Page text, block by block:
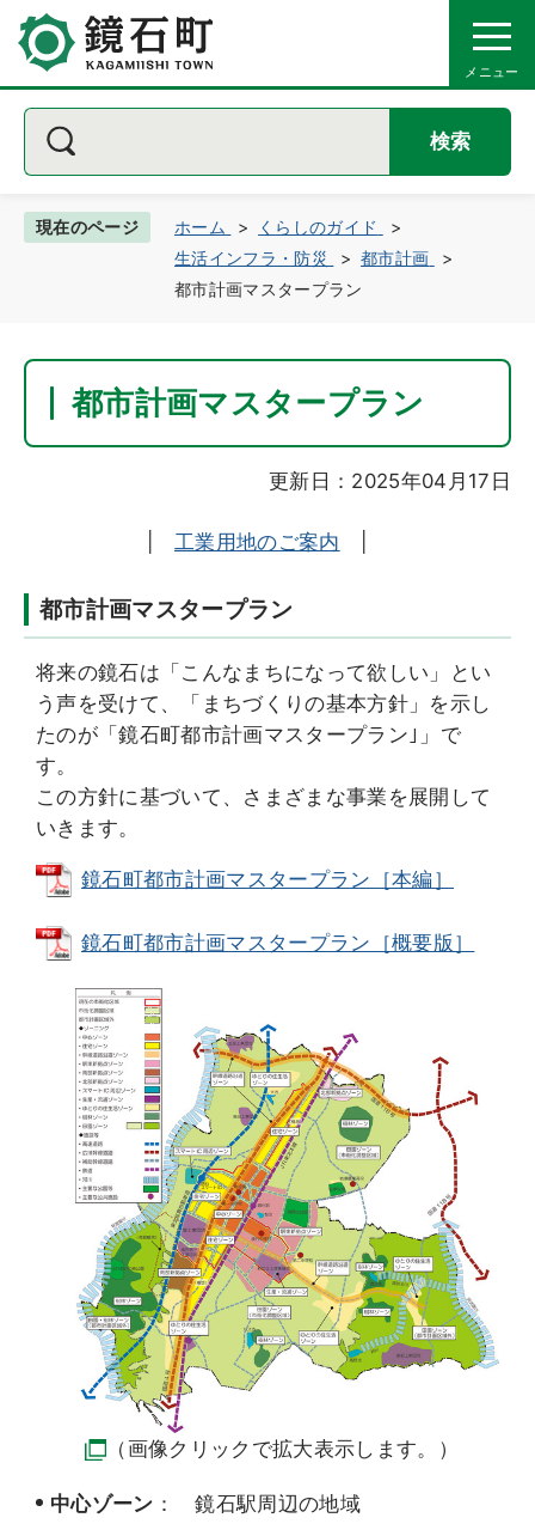
検索
現在のページ ホーム
くらしのガイド
生活インフラ・防災
都市計画
都市計画マスタープラン
都市計画マスタープラン
更新日：2025年04月17日
工業用地のご案内
都市計画マスタープラン
将来の鏡石は「こんなまちになって欲しい」とい
う声を受けて、「まちづくりの基本方針」を示し
たのが「鏡石町都市計画マスタープラン｣」で
す。
この方針に基づいて、さまざまな事業を展開して
いきます。
鏡石町都市計画マスタープラン［本編］
鏡石町都市計画マスタープラン［概要版］
（画像クリックで拡大表示します。）
中心ゾーン ： 鏡石駅周辺の地域